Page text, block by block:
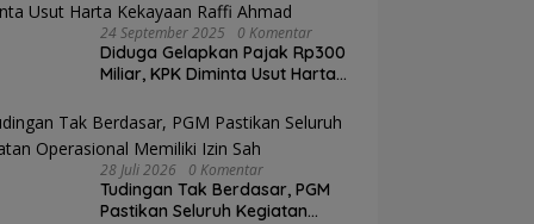
24 September 2025 0 Komentar
Diduga Gelapkan Pajak Rp300
Miliar, KPK Diminta Usut Harta
28 Juli 2026 0 Komentar
Tudingan Tak Berdasar, PGM
Pastikan Seluruh Kegiatan